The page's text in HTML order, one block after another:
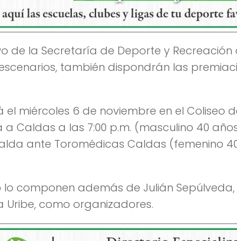
de la Secretaría de Deporte y Recreación
también dispondrán las
miércoles 6 de noviembre en el Coliseo
Caldas a las 7:00 p.m. (masculino 40
ante Toromédicas Caldas (femenino
componen además de Julián
Uribe, como organizadores.